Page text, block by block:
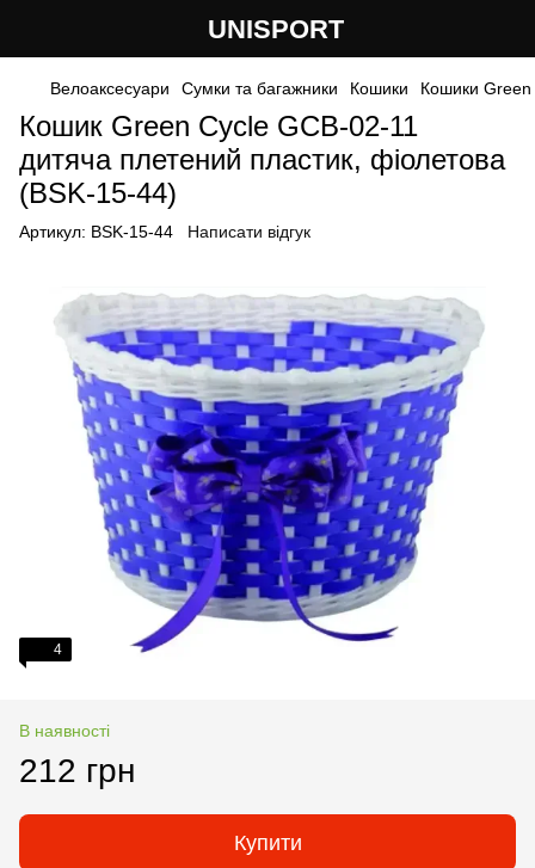
UNISPORT
Велоаксесуари Сумки та багажники Кошики Кошики
Кошик Green Cycle GCB-02-11
дитяча плетений пластик, фіолетова
(BSK-15-44)
Артикул: BSK-15-44 Написати відгук
4
В наявності
212 грн
Купити